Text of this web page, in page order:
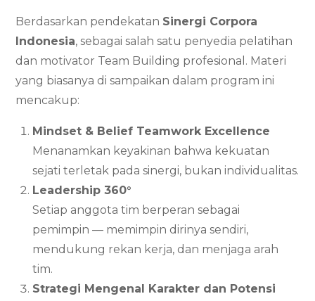
Berdasarkan pendekatan Sinergi Corpora
Indonesia, sebagai salah satu penyedia pelatihan
dan motivator Team Building profesional. Materi
yang biasanya di sampaikan dalam program ini
mencakup:
Mindset & Belief Teamwork Excellence
Menanamkan keyakinan bahwa kekuatan
sejati terletak pada sinergi, bukan individualitas.
Leadership 360°
Setiap anggota tim berperan sebagai
pemimpin — memimpin dirinya sendiri,
mendukung rekan kerja, dan menjaga arah
tim.
Strategi Mengenal Karakter dan Potensi